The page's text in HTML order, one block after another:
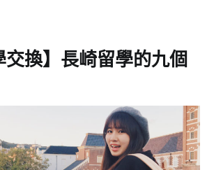
交換】長崎留學的九個